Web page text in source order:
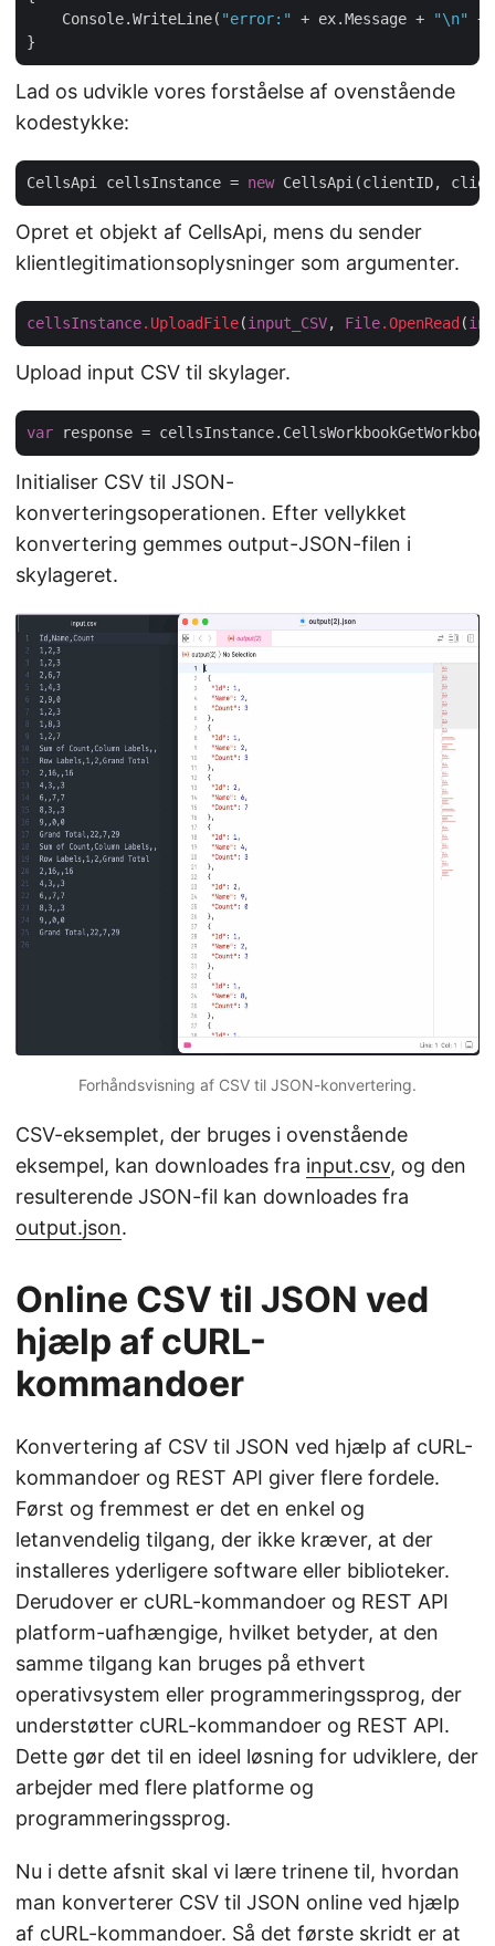
    Console.WriteLine(
"error:" + ex.Message + "\n"
+
Lad os udvikle vores forståelse af ovenstående
kodestykke:
CellsApi cellsInstance = new
Opret et objekt af CellsApi, mens du sender
klientlegitimationsoplysninger som argumenter.
cellsInstance.UploadFile(input_CSV, File.OpenRead (
Upload input CSV til skylager.
var response =
Initialiser CSV til JSON-
konverteringsoperationen. Efter vellykket
konvertering gemmes output-JSON-filen i
skylageret.
Forhåndsvisning af CSV til JSON-konvertering.
CSV-eksemplet, der bruges i ovenstående
eksempel, kan downloades fra input.csv, og den
resulterende JSON-fil kan downloades fra
output.json.
Online CSV til JSON ved
hjælp af cURL-
kommandoer
Konvertering af CSV til JSON ved hjælp af cURL-
kommandoer og REST API giver flere fordele.
Først og fremmest er det en enkel og
letanvendelig tilgang, der ikke kræver, at der
installeres yderligere software eller biblioteker.
Derudover er cURL-kommandoer og REST API
platform-uafhængige, hvilket betyder, at den
samme tilgang kan bruges på ethvert
operativsystem eller programmeringssprog, der
understøtter cURL-kommandoer og REST API.
Dette gør det til en ideel løsning for udviklere, der
arbejder med flere platforme og
programmeringssprog.
Nu i dette afsnit skal vi lære trinene til, hvordan
man konverterer CSV til JSON online ved hjælp
af cURL-kommandoer. Så det første skridt er at